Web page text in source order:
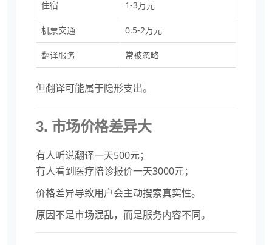
住宿 1-3万元
机票交通 0.5-2万元
翻译服务 常被忽略
但翻译可能属于隐形支出。
3. 市场价格差异大
有人听说翻译一天500元；
有人看到医疗陪诊报价一天3000元；
价格差异导致用户会主动搜索真实性。
原因不是市场混乱，而是服务内容不同。